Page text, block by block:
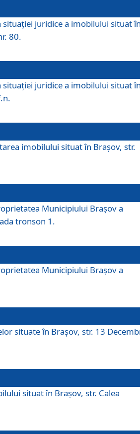
situației juridice a imobilului situat
80.
situației juridice a imobilului situat
imobilului situat în Brașov, str.
Municipiului Brașov a
tronson 1.
Municipiului Brașov a
situate în Brașov, str. 13
situat în Brașov, str. Calea